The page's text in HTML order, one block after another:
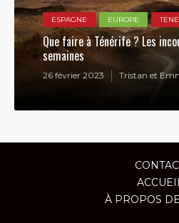
ESPAGNE EUROPE
Que faire à Ténérife ? Les
semaines
26 février 2023 Tristan et
À PROPOS